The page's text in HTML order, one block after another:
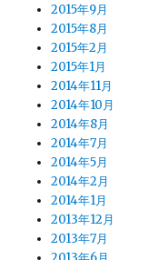
2015年9月
2015年8月
2015年2月
2015年1月
2014年11月
2014年10月
2014年8月
2014年7月
2014年5月
2014年2月
2014年1月
2013年12月
2013年7月